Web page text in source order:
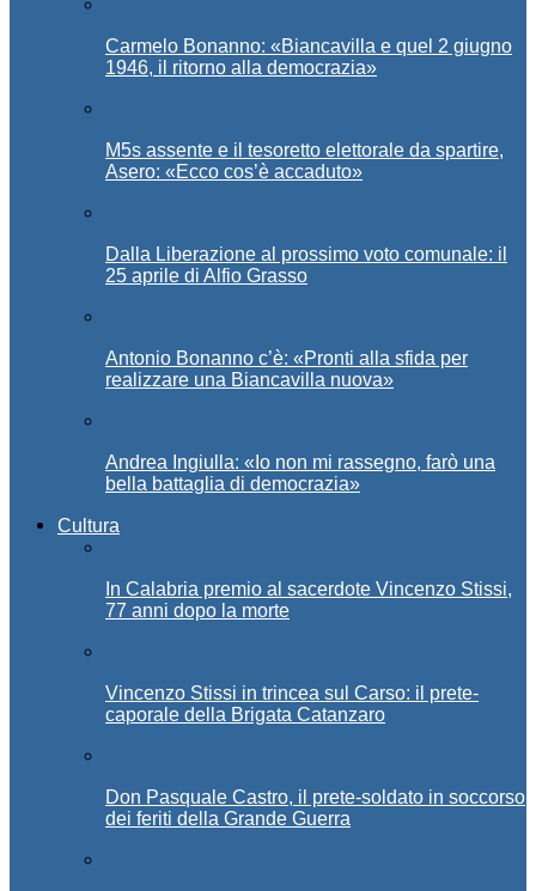
Carmelo Bonanno: «Biancavilla e quel 2 giugno
1946, il ritorno alla democrazia»
M5s assente e il tesoretto elettorale da spartire,
Asero: «Ecco cos’è accaduto»
Dalla Liberazione al prossimo voto comunale: il
25 aprile di Alfio Grasso
Antonio Bonanno c’è: «Pronti alla sfida per
realizzare una Biancavilla nuova»
Andrea Ingiulla: «Io non mi rassegno, farò una
bella battaglia di democrazia»
Cultura
In Calabria premio al sacerdote Vincenzo Stissi,
77 anni dopo la morte
Vincenzo Stissi in trincea sul Carso: il prete-
caporale della Brigata Catanzaro
Don Pasquale Castro, il prete-soldato in soccorso
dei feriti della Grande Guerra